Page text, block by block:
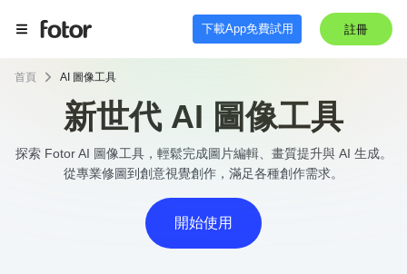
下載App免費試用 註冊
首頁 AI 圖像工具
新世代 AI 圖像工具
探索 Fotor AI 圖像工具，輕鬆完成圖片編輯、畫質提升與 AI 生成。
從專業修圖到創意視覺創作，滿足各種創作需求。
開始使用